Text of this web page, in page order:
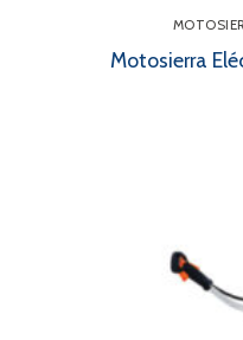
Motosierra